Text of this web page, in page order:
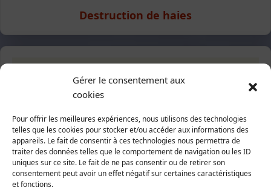
Gérer le consentement aux
cookies
Pour offrir les meilleures expériences, nous utilisons des technologies
telles que les cookies pour stocker et/ou accéder aux informations des
appareils. Le fait de consentir à ces technologies nous permettra de
traiter des données telles que le comportement de navigation ou les ID
uniques sur ce site. Le fait de ne pas consentir ou de retirer son
consentement peut avoir un effet négatif sur certaines caractéristiques
et fonctions.
Destruction de haies
Abonnez-vous à notre newsletter